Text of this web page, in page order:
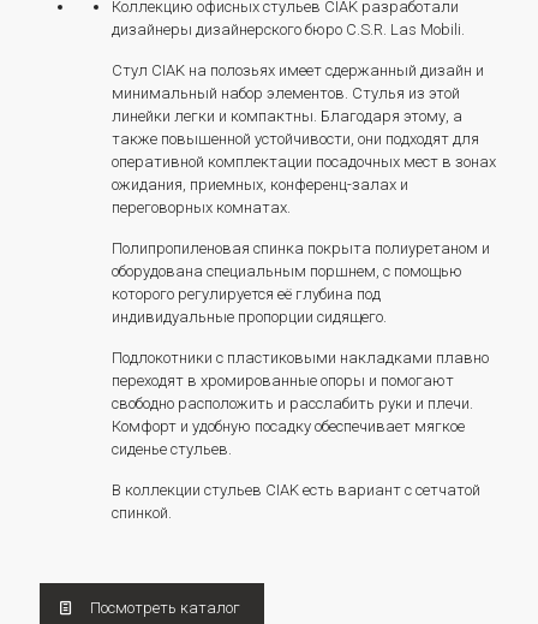
Коллекцию офисных стульев CIAK разработали
дизайнеры дизайнерского бюро C.S.R. Las Mobili.
Стул CIAK на полозьях имеет сдержанный дизайн и
минимальный набор элементов. Стулья из этой
линейки легки и компактны. Благодаря этому, а
также повышенной устойчивости, они подходят для
оперативной комплектации посадочных мест в зонах
ожидания, приемных, конференц-залах и
переговорных комнатах.
Полипропиленовая спинка покрыта полиуретаном и
оборудована специальным поршнем, с помощью
которого регулируется её глубина под
индивидуальные пропорции сидящего.
Подлокотники с пластиковыми накладками плавно
переходят в хромированные опоры и помогают
свободно расположить и расслабить руки и плечи.
Комфорт и удобную посадку обеспечивает мягкое
сиденье стульев.
В коллекции стульев CIAK есть вариант с сетчатой
спинкой.
Посмотреть каталог